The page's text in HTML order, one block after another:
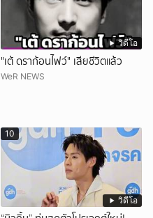
วิดีโอ
"เต้ ดราก้อนไฟว์" เสียชีวิตแล้ว
WeR NEWS
วิดีโอ
10